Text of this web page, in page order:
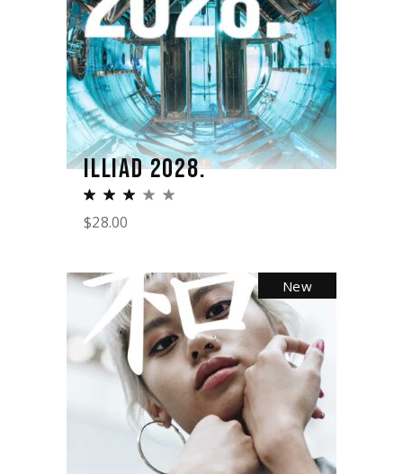
ILLIAD 2028.
$28.00
New